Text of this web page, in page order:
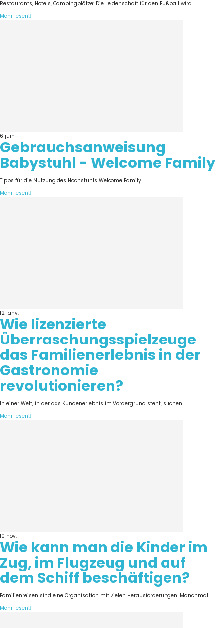
Restaurants, Hotels, Campingplätze: Die Leidenschaft für den Fußball wird...
Mehr lesen
6 juin
Gebrauchsanweisung
Babystuhl - Welcome Family
Tipps für die Nutzung des Hochstuhls Welcome Family
Mehr lesen
12 janv.
Wie lizenzierte
Überraschungsspielzeuge
das Familienerlebnis in der
Gastronomie
revolutionieren?
In einer Welt, in der das Kundenerlebnis im Vordergrund steht, suchen...
Mehr lesen
10 nov.
Wie kann man die Kinder im
Zug, im Flugzeug und auf
dem Schiff beschäftigen?
Familienreisen sind eine Organisation mit vielen Herausforderungen. Manchmal...
Mehr lesen